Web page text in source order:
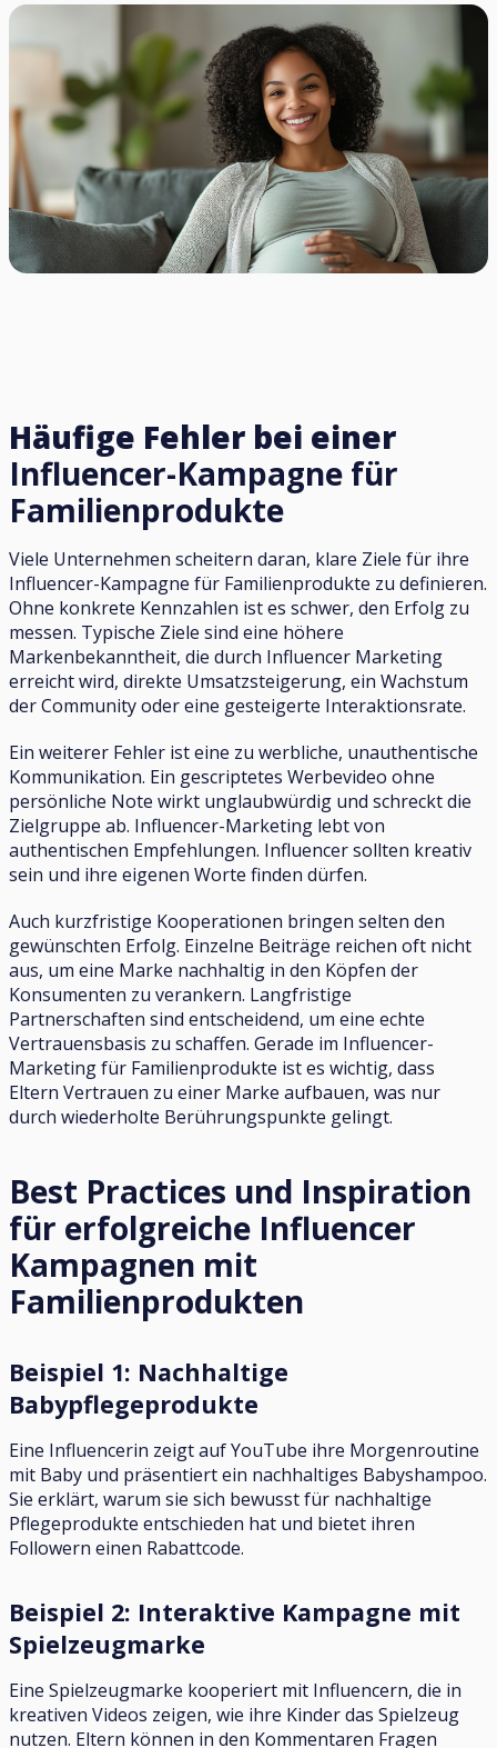
Häufige Fehler bei einer
Influencer-Kampagne für
Familienprodukte
Viele Unternehmen scheitern daran, klare Ziele für ihre
Influencer-Kampagne für Familienprodukte zu definieren.
Ohne konkrete Kennzahlen ist es schwer, den Erfolg zu
messen. Typische Ziele sind eine höhere
Markenbekanntheit, die durch Influencer Marketing
erreicht wird, direkte Umsatzsteigerung, ein Wachstum
der Community oder eine gesteigerte Interaktionsrate.
Ein weiterer Fehler ist eine zu werbliche, unauthentische
Kommunikation. Ein gescriptetes Werbevideo ohne
persönliche Note wirkt unglaubwürdig und schreckt die
Zielgruppe ab. Influencer-Marketing lebt von
authentischen Empfehlungen. Influencer sollten kreativ
sein und ihre eigenen Worte finden dürfen.
Auch kurzfristige Kooperationen bringen selten den
gewünschten Erfolg. Einzelne Beiträge reichen oft nicht
aus, um eine Marke nachhaltig in den Köpfen der
Konsumenten zu verankern. Langfristige
Partnerschaften sind entscheidend, um eine echte
Vertrauensbasis zu schaffen. Gerade im Influencer-
Marketing für Familienprodukte ist es wichtig, dass
Eltern Vertrauen zu einer Marke aufbauen, was nur
durch wiederholte Berührungspunkte gelingt.
Best Practices und Inspiration
für erfolgreiche Influencer
Kampagnen mit
Familienprodukten
Beispiel 1: Nachhaltige
Babypflegeprodukte
Eine Influencerin zeigt auf YouTube ihre Morgenroutine
mit Baby und präsentiert ein nachhaltiges Babyshampoo.
Sie erklärt, warum sie sich bewusst für nachhaltige
Pflegeprodukte entschieden hat und bietet ihren
Followern einen Rabattcode.
Beispiel 2: Interaktive Kampagne mit
Spielzeugmarke
Eine Spielzeugmarke kooperiert mit Influencern, die in
kreativen Videos zeigen, wie ihre Kinder das Spielzeug
nutzen. Eltern können in den Kommentaren Fragen